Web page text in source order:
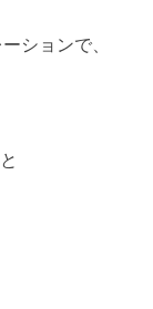
ションで、